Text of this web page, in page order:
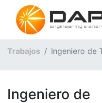
Trabajos Ingeniero de
Ingeniero de